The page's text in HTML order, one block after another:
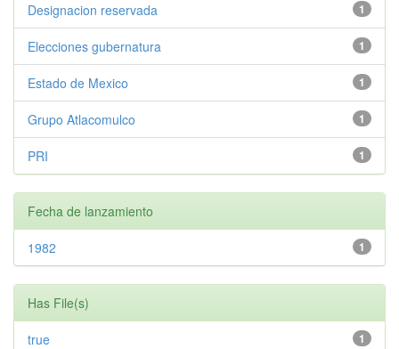
1
Designacion reservada
1
Elecciones gubernatura
1
Estado de Mexico
1
Grupo Atlacomulco
1
PRI
Fecha de lanzamiento
1
1982
Has File(s)
1
true